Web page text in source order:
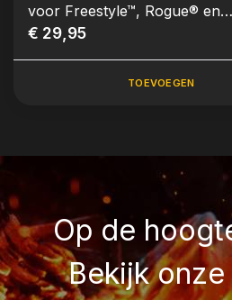
voor Freestyle™, Rogue® en
300/500/700-series
€ 29,95
TOEVOEGEN
Op de
Bekijk